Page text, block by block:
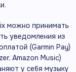
можно принимать
уведомления из
(Garmin Pay)
Amazon Music)
у себя музыку